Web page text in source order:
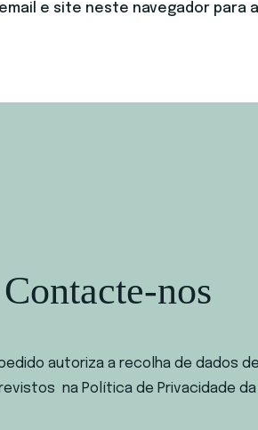
e site neste navegador para
Contacte-nos
autoriza a recolha de dados
na Política de Privacidade da